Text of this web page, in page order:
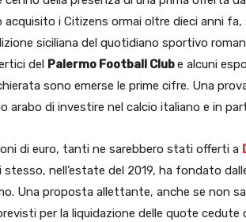
acquisito i Citizens ormai oltre dieci anni
siciliana del quotidiano sportivo
del Palermo Football Clube alcuni
sono emerse le prime cifre. Una
arabo di investire nel calcio italiano e in
di euro, tanti ne sarebbero stati offerti a
stesso, nell’estate del 2019, ha fondato
Una proposta allettante, anche se non
per la liquidazione delle quote cedute